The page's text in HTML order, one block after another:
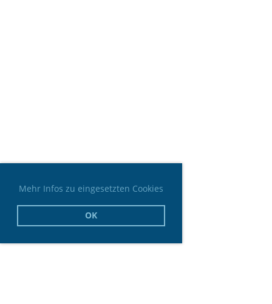
Mehr Infos zu eingesetzten Cookies
OK